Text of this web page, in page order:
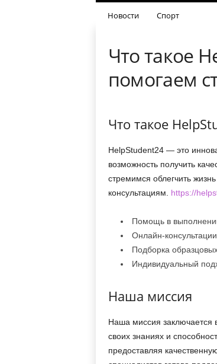
Новости Спорт
Что такое
помогаем
Что такое
HelpStudent24 — это
возможность получить
стремимся облегчить
консультациям. https://
Помощь в
Онлайн-
Подборка
Индивидуальный
Наша миссия
Наша миссия заключается
своих знаниях и
предоставляя